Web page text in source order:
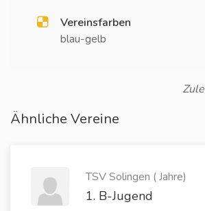
Vereinsfarben
blau-gelb
Ähnliche Vereine
TSV Solingen ( Jahre)
1. B-Jugend